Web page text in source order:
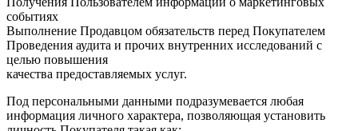
событиях
Выполнение Продавцом обязательств перед Покупателем
Проведения аудита и прочих внутренних исследований с
целью повышения
качества предоставляемых услуг.
Под персональными данными подразумевается любая
информация личного характера, позволяющая установить